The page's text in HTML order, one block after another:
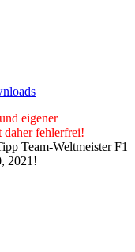
eigener
daher fehlerfrei!
Team-Weltmeister F1
2021!